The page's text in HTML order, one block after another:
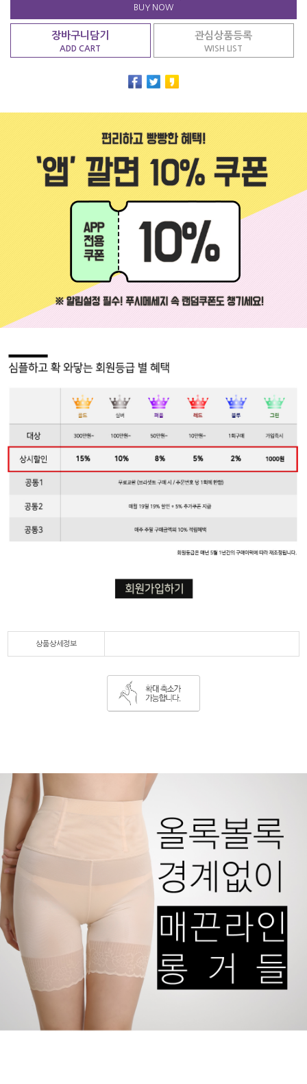
BUY NOW
장바구니담기
ADD CART
관심상품등록
WISH LIST
상품상세정보